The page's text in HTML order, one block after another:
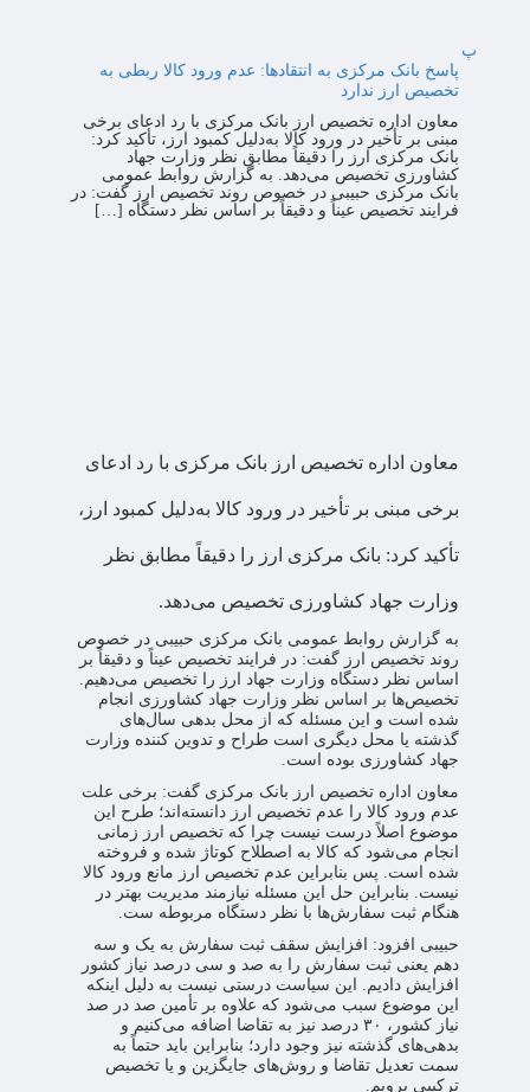
پ
پاسخ بانک مرکزی به انتقادها: عدم ورود کالا ربطی به
تخصیص ارز ندارد
معاون اداره تخصیص ارز بانک مرکزی با رد ادعای برخی
مبنی بر تأخیر در ورود کالا به‌دلیل کمبود ارز، تأکید کرد:
بانک مرکزی ارز را دقیقاً مطابق نظر وزارت جهاد
کشاورزی تخصیص می‌دهد. به گزارش روابط عمومی
بانک مرکزی حبیبی در خصوص روند تخصیص ارز گفت: در
فرایند تخصیص عیناً و دقیقاً بر اساس نظر دستگاه […]
معاون اداره تخصیص ارز بانک مرکزی با رد ادعای
برخی مبنی بر تأخیر در ورود کالا به‌دلیل کمبود ارز،
تأکید کرد: بانک مرکزی ارز را دقیقاً مطابق نظر
وزارت جهاد کشاورزی تخصیص می‌دهد.
به گزارش روابط عمومی بانک مرکزی حبیبی در خصوص
روند تخصیص ارز گفت: در فرایند تخصیص عیناً و دقیقاً بر
اساس نظر دستگاه وزارت جهاد ارز را تخصیص می‌دهیم.
تخصیص‌ها بر اساس نظر وزارت جهاد کشاورزی انجام
شده است و این مسئله که از محل بدهی سال‌های
گذشته یا محل دیگری است طراح و تدوین کننده وزارت
جهاد کشاورزی بوده است.
معاون اداره تخصیص ارز بانک مرکزی گفت: برخی علت
عدم ورود کالا را عدم تخصیص ارز دانسته‌اند؛ طرح این
موضوع اصلاً درست نیست چرا که تخصیص ارز زمانی
انجام می‌شود که کالا به اصطلاح کوتاژ شده و فروخته
شده است. پس بنابراین عدم تخصیص ارز مانع ورود کالا
نیست. بنابراین حل این مسئله نیازمند مدیریت بهتر در
هنگام ثبت سفارش‌ها با نظر دستگاه مربوطه ست.
حبیبی افزود: افزایش سقف ثبت سفارش به یک و سه
دهم یعنی ثبت سفارش را به صد و سی درصد نیاز کشور
افزایش دادیم. این سیاست درستی نیست به دلیل اینکه
این موضوع سبب می‌شود که علاوه بر تأمین صد در صد
نیاز کشور، ۳۰ درصد نیز به تقاضا اضافه می‌کنیم و
بدهی‌های گذشته نیز وجود دارد؛ بنابراین باید حتماً به
سمت تعدیل تقاضا و روش‌های جایگزین و یا تخصیص
ترکیبی برویم.